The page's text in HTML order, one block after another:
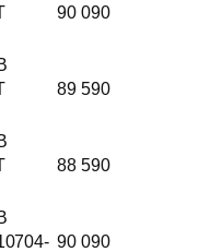
90 090
89 590
88 590
90 090